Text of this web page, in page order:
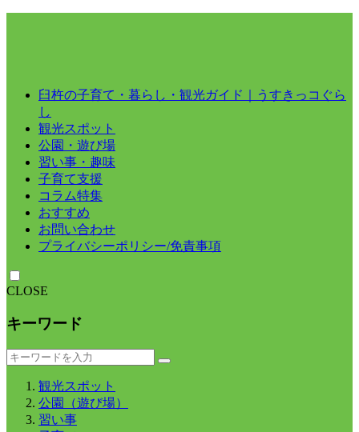
臼杵の子育て・暮らし・観光ガイド｜うすきっコぐら
し
観光スポット
公園・遊び場
習い事・趣味
子育て支援
コラム特集
おすすめ
お問い合わせ
プライバシーポリシー/免責事項
CLOSE
キーワード
観光スポット
公園（遊び場）
習い事